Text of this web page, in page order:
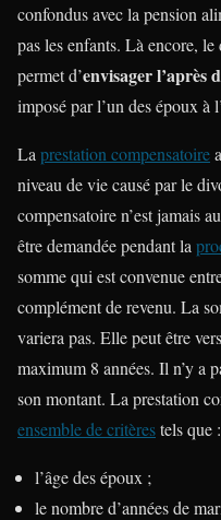
confondus avec la pension
pas les enfants. Là encore,
permet d’envisager l’après
imposé par l’un des époux à
La prestation compensatoire
niveau de vie causé par le
compensatoire n’est jamais
être demandée pendant la
somme qui est convenue
complément de revenu. La
variera pas. Elle peut être
maximum 8 années. Il n’y a
son montant. La prestation
ensemble de critèrestels que :
l’âge des époux ;
le nombre d’années de